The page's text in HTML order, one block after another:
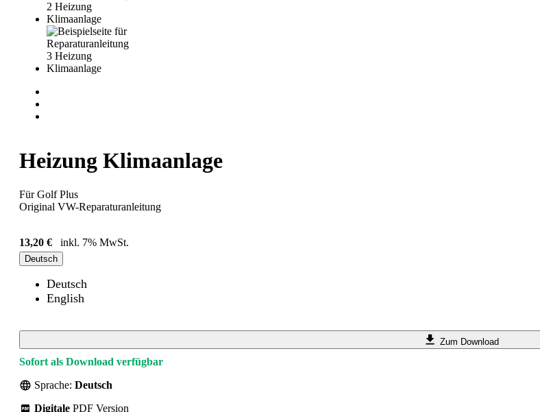
Heizung Klimaanlage
Für Golf Plus
Original VW-Reparaturanleitung
13,20 € inkl. 7% MwSt.
Deutsch
Deutsch
English
Zum Download
Sofort als Download verfügbar
Sprache: Deutsch
Digitale PDF Version